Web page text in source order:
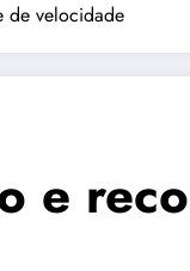
de velocidade
e